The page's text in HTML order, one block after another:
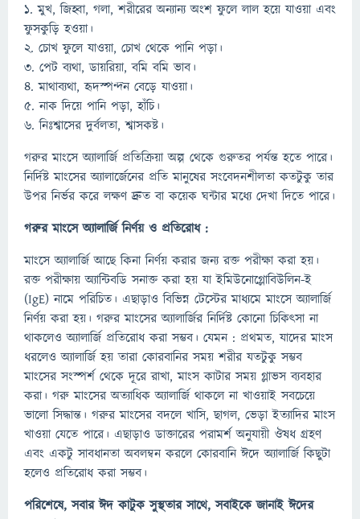
১. মুখ, জিহ্বা, গলা, শরীরের অন্যান্য অংশ ফুলে লাল হয়ে যাওয়া এবং
ফুসকুড়ি হওয়া।
২. চোখ ফুলে যাওয়া, চোখ থেকে পানি পড়া।
৩. পেট ব্যথা, ডায়রিয়া, বমি বমি ভাব।
৪. মাথাব্যথা, হৃদস্পন্দন বেড়ে যাওয়া।
৫. নাক দিয়ে পানি পড়া, হাঁচি।
৬. নিঃশ্বাসের দুর্বলতা, শ্বাসকষ্ট।
গরুর মাংসে অ্যালার্জি প্রতিক্রিয়া অল্প থেকে গুরুতর পর্যন্ত হতে পারে।
নির্দিষ্ট মাংসের অ্যালার্জেনের প্রতি মানুষের সংবেদনশীলতা কতটুকু তার
উপর নির্ভর করে লক্ষণ দ্রুত বা কয়েক ঘন্টার মধ্যে দেখা দিতে পারে।
গরুর মাংসে অ্যালার্জি নির্ণয় ও প্রতিরোধ :
মাংসে অ্যালার্জি আছে কিনা নির্ণয় করার জন্য রক্ত পরীক্ষা করা হয়।
রক্ত পরীক্ষায় অ্যান্টিবডি সনাক্ত করা হয় যা ইমিউনোগ্লোবিউলিন-ই
(IgE) নামে পরিচিত। এছাড়াও বিভিন্ন টেস্টের মাধ্যমে মাংসে অ্যালার্জি
নির্ণয় করা হয়। গরুর মাংসের অ্যালার্জির নির্দিষ্ট কোনো চিকিৎসা না
থাকলেও অ্যালার্জি প্রতিরোধ করা সম্ভব। যেমন : প্রথমত, যাদের মাংস
ধরলেও অ্যালার্জি হয় তারা কোরবানির সময় শরীর যতটুকু সম্ভব
মাংসের সংস্পর্শ থেকে দূরে রাখা, মাংস কাটার সময় গ্লাভস ব্যবহার
করা। গরু মাংসের অত্যাধিক অ্যালার্জি থাকলে না খাওয়াই সবচেয়ে
ভালো সিদ্ধান্ত। গরুর মাংসের বদলে খাসি, ছাগল, ভেড়া ইত্যাদির মাংস
খাওয়া যেতে পারে। এছাড়াও ডাক্তারের পরামর্শ অনুযায়ী ঔষধ গ্রহণ
এবং একটু সাবধানতা অবলম্বন করলে কোরবানি ঈদে অ্যালার্জি কিছুটা
হলেও প্রতিরোধ করা সম্ভব।
পরিশেষে, সবার ঈদ কাটুক সুস্থতার সাথে, সবাইকে জানাই ঈদের